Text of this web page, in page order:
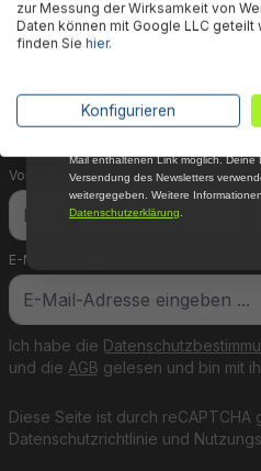
Dein Vorteil wartet schon auf
Gutschein auf nicht
nächsten Einkauf.
E-Mail-Adresse
Vorname
Diese Seite ist durch
Datenschutzrichtlinie und
Ich habe die
und die AGB gelesen und bin mit
zur Messung der Wirksamkeit von
Daten können mit Google LLC
finden Sie hier.
Konfigurieren
*Mit der Anmeldung zum Newsletter
Mail über aktuelle Angebote,
Mail enthaltenen Link möglich. Deine
Versendung des Newsletters
weitergegeben. Weitere
Datenschutzerklärung